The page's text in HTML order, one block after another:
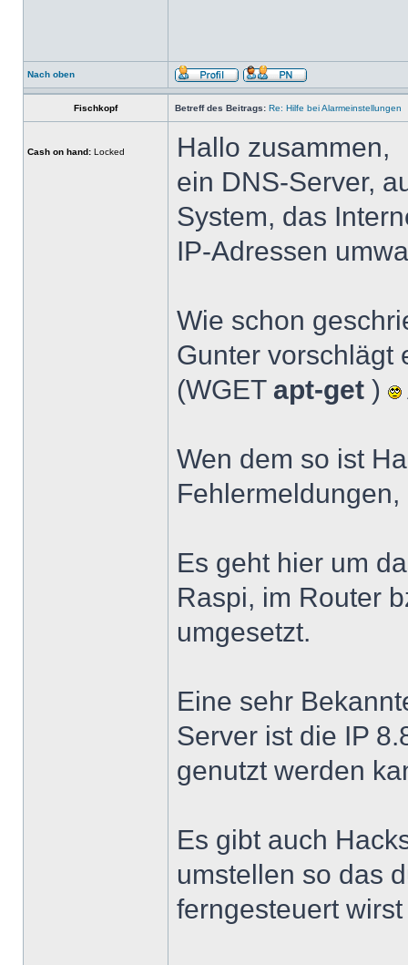
Nach oben
Fischkopf Betreff des Beitrags: Re: Hilfe bei Alarmeinstellungen
Cash on hand: Locked
Hallo zusammen,
ein DNS-Server,
System, das
IP-Adressen
Wie schon
Gunter vorschlägt
(WGET apt-get )
Wen dem so ist
Es geht hier um
Raspi, im Router
umgesetzt.
Eine sehr
Server ist die IP
genutzt werden
Es gibt auch
umstellen so das
ferngesteuert